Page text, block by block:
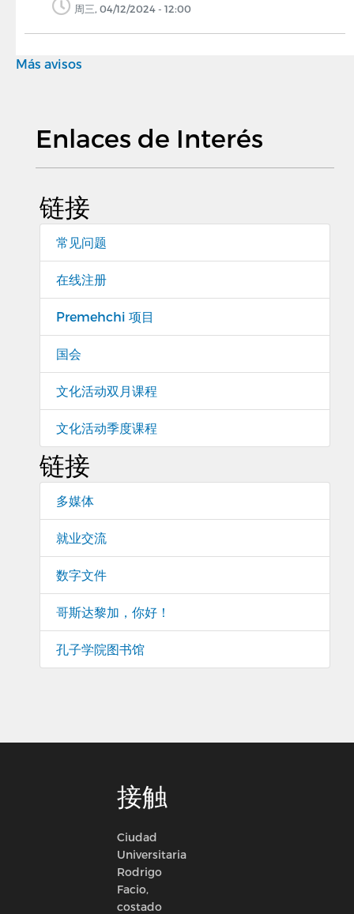
周三, 04/12/2024 - 12:00
Más avisos
Enlaces de Interés
链接
常见问题
在线注册
Premehchi 项目
国会
文化活动双月课程
文化活动季度课程
链接
多媒体
就业交流
数字文件
哥斯达黎加，你好！
孔子学院图书馆
接触
Ciudad
Universitaria
Rodrigo
Facio,
costado